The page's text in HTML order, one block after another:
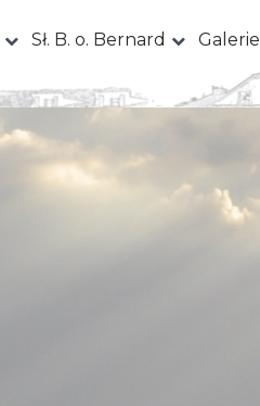
Sł. B. o. Bernard Galerie